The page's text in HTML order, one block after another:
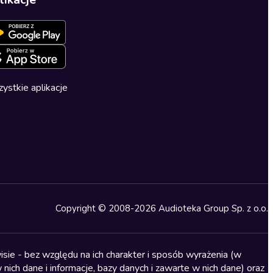
aplikacje
Copyright © 2008-2026 Audioteka Group Sp. z o.o.
- bez względu na ich charakter i sposób wyrażenia (w
dane i informacje, bazy danych i zawarte w nich dane) oraz